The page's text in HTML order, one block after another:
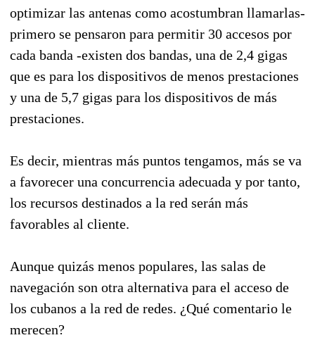
optimizar las antenas como acostumbran llamarlas-
primero se pensaron para permitir 30 accesos por
cada banda -existen dos bandas, una de 2,4 gigas
que es para los dispositivos de menos prestaciones
y una de 5,7 gigas para los dispositivos de más
prestaciones.
Es decir, mientras más puntos tengamos, más se va
a favorecer una concurrencia adecuada y por tanto,
los recursos destinados a la red serán más
favorables al cliente.
Aunque quizás menos populares, las salas de
navegación son otra alternativa para el acceso de
los cubanos a la red de redes. ¿Qué comentario le
merecen?